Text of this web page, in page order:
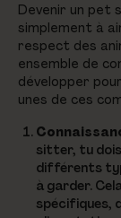
Devenir un pet
simplement à
respect des
ensemble de
développer
unes de ces
sitter, tu dois
différents
à garder.
spécifiques,